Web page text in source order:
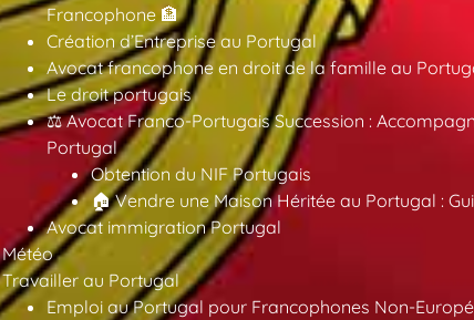
Francophone 🏦
Création d’Entreprise au Portugal
Avocat francophone en droit de la famille au
Le droit portugais
⚖️ Avocat Franco-Portugais Succession :
Portugal
Obtention du NIF Portugais
🏠 Vendre une Maison Héritée au Portugal :
Avocat immigration Portugal
Météo
Travailler au Portugal
Emploi au Portugal pour Francophones Non-